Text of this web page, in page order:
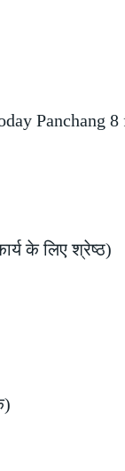
के लिए श्रेष्ठ)